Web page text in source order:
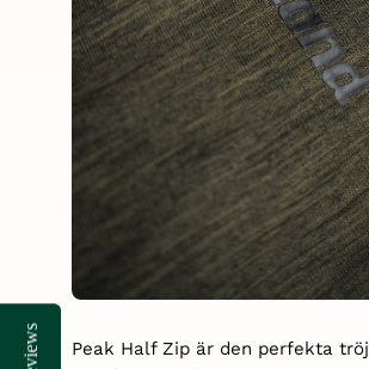
Reviews
Peak Half Zip är den perfekta
Reviews